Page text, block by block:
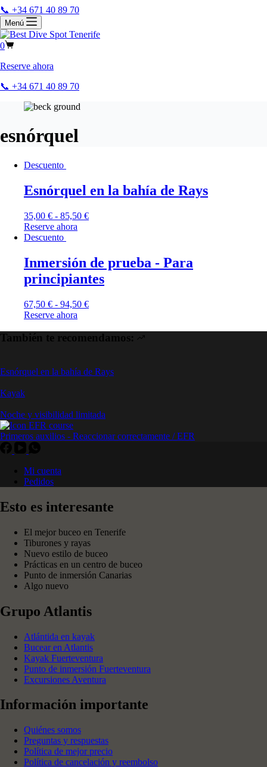
📞 +34 671 40 89 70
Menú
0
Reserve ahora
📞 +34 671 40 89 70
esnórquel
Descuento
Esnórquel en la bahía de Rays
35,00 € - 85,50 €
Reserve ahora
Descuento
Inmersión de prueba - Para
principiantes
67,50 € - 94,50 €
Reserve ahora
También te recomendamos:
Esnórquel en la bahía de Rays
Kayak
Noche y visibilidad limitada
Primeros auxilios - Reaccionar correctamente / EFR
Mi cuenta
Pedidos
Esto es interesante
El mejor buceo en Tenerife
Tiburones y rayas
Nuevo estilo de buceo
Prácticas en un centro de buceo
Punto de inmersión Canarias
Algo nuevo
Grupo Atlantis
Atlántida en kayak
Bucear en Atlantis
Kayak Fuerteventura
Punto de inmersión Fuerteventura
Excursiones Aventura
Información importante
Quiénes somos
Preguntas y respuestas
Política de mejor precio
Política de cancelación y reembolso